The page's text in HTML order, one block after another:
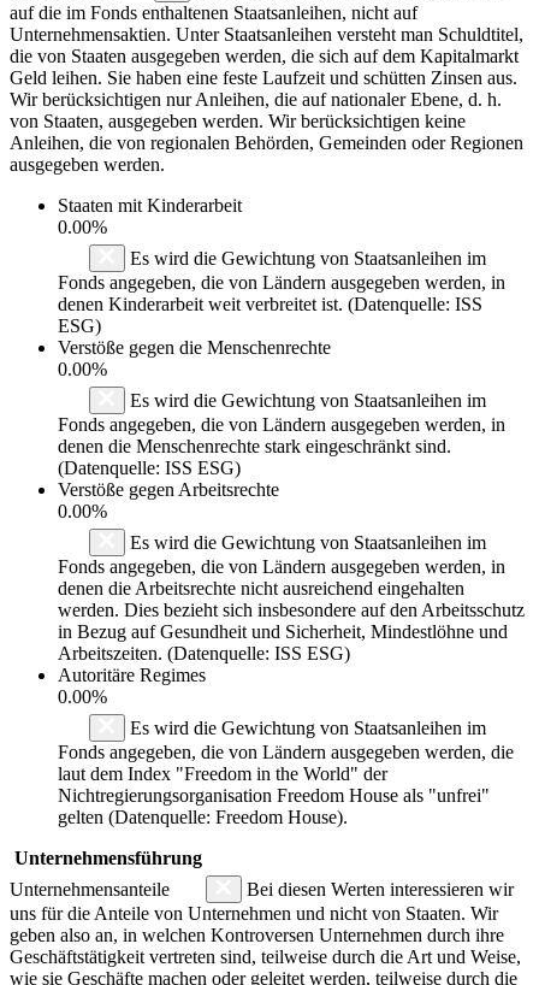
auf die im Fonds enthaltenen Staatsanleihen, nicht auf
Unternehmensaktien. Unter Staatsanleihen versteht man Schuldtitel,
die von Staaten ausgegeben werden, die sich auf dem Kapitalmarkt
Geld leihen. Sie haben eine feste Laufzeit und schütten Zinsen aus.
Wir berücksichtigen nur Anleihen, die auf nationaler Ebene, d. h.
von Staaten, ausgegeben werden. Wir berücksichtigen keine
Anleihen, die von regionalen Behörden, Gemeinden oder Regionen
ausgegeben werden.
Staaten mit Kinderarbeit
0.00%
Es wird die Gewichtung von Staatsanleihen im
Fonds angegeben, die von Ländern ausgegeben werden, in
denen Kinderarbeit weit verbreitet ist. (Datenquelle: ISS
ESG)
Verstöße gegen die Menschenrechte
0.00%
Es wird die Gewichtung von Staatsanleihen im
Fonds angegeben, die von Ländern ausgegeben werden, in
denen die Menschenrechte stark eingeschränkt sind.
(Datenquelle: ISS ESG)
Verstöße gegen Arbeitsrechte
0.00%
Es wird die Gewichtung von Staatsanleihen im
Fonds angegeben, die von Ländern ausgegeben werden, in
denen die Arbeitsrechte nicht ausreichend eingehalten
werden. Dies bezieht sich insbesondere auf den Arbeitsschutz
in Bezug auf Gesundheit und Sicherheit, Mindestlöhne und
Arbeitszeiten. (Datenquelle: ISS ESG)
Autoritäre Regimes
0.00%
Es wird die Gewichtung von Staatsanleihen im
Fonds angegeben, die von Ländern ausgegeben werden, die
laut dem Index "Freedom in the World" der
Nichtregierungsorganisation Freedom House als "unfrei"
gelten (Datenquelle: Freedom House).
Unternehmensführung
Unternehmensanteile
Bei diesen Werten interessieren wir
uns für die Anteile von Unternehmen und nicht von Staaten. Wir
geben also an, in welchen Kontroversen Unternehmen durch ihre
Geschäftstätigkeit vertreten sind, teilweise durch die Art und Weise,
wie sie Geschäfte machen oder geleitet werden, teilweise durch die